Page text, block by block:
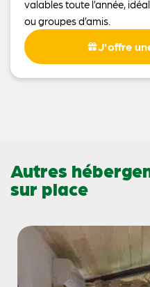
valables toute l’année,
ou groupes d’amis.
J'offre
Autres
sur place